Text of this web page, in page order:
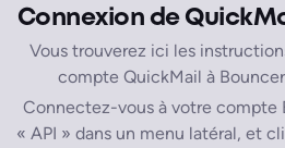
Connexion de
Vous trouverez ici les
compte QuickMail à
Connectez-vous à votre compte
« API » dans un menu latéral, et